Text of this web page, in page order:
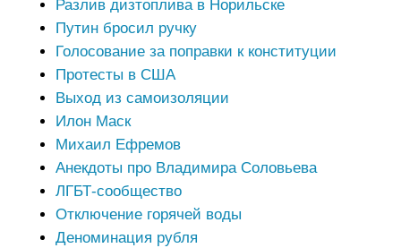
Разлив дизтоплива в Норильске
Путин бросил ручку
Голосование за поправки к конституции
Протесты в США
Выход из самоизоляции
Илон Маск
Михаил Ефремов
Анекдоты про Владимира Соловьева
ЛГБТ-сообщество
Отключение горячей воды
Деноминация рубля